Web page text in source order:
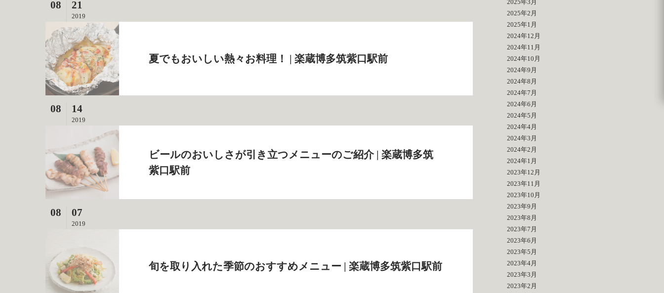
08 21
2019
夏でもおいしい熱々お料理！ | 楽蔵博多筑紫口駅前
08 14
2019
ビールのおいしさが引き立つメニューのご紹介 | 楽蔵博多筑
紫口駅前
08 07
2019
旬を取り入れた季節のおすすめメニュー | 楽蔵博多筑紫口駅前
2025年3月
2025年2月
2025年1月
2024年12月
2024年11月
2024年10月
2024年9月
2024年8月
2024年7月
2024年6月
2024年5月
2024年4月
2024年3月
2024年2月
2024年1月
2023年12月
2023年11月
2023年10月
2023年9月
2023年8月
2023年7月
2023年6月
2023年5月
2023年4月
2023年3月
2023年2月